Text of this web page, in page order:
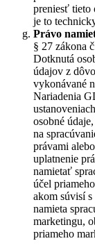
preniesť tieto
je to
Právo
§ 27 zákona
Dotknutá
údajov z
vykonávané
Nariadenia
osobné
na
právami
uplatnenie
namietať
účel
akom súvisí
namieta
marketingu,
priameho